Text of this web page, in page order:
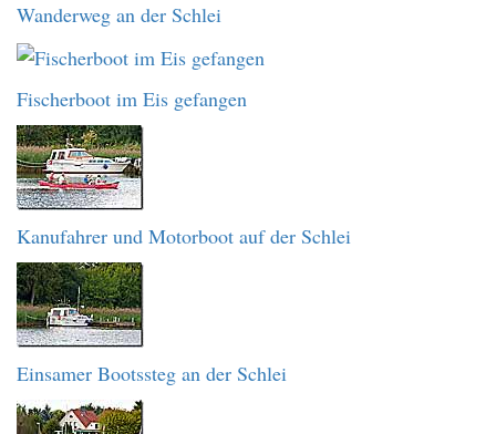
Wanderweg an der Schlei
Fischerboot im Eis gefangen
Kanufahrer und Motorboot auf der Schlei
Einsamer Bootssteg an der Schlei